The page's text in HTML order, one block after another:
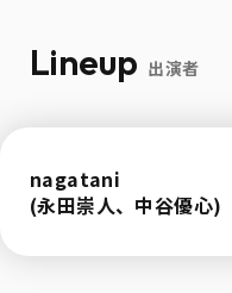
Lineup 出演者
nagatani
(永田崇人、中谷優心)